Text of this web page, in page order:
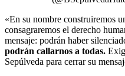
«En su nombre construiremos
consagraremos el derecho
mensaje: podrán haber
podrán callarnos a todas.
Sepúlveda para cerrar su